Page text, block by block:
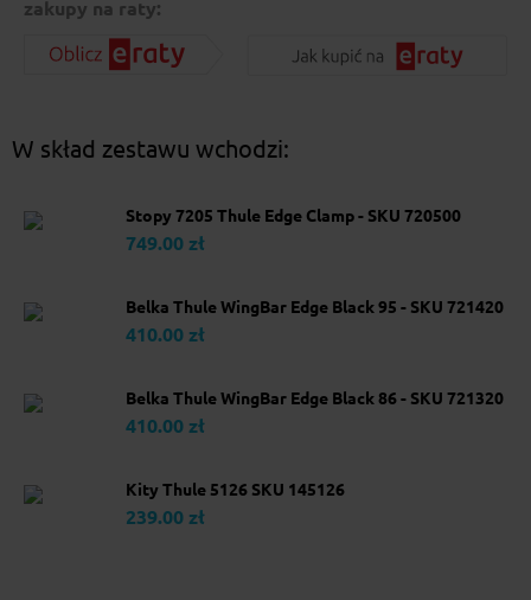
zakupy na raty:
W skład zestawu wchodzi:
Stopy 7205 Thule Edge Clamp - SKU 720500
749.00 zł
Belka Thule WingBar Edge Black 95 - SKU 721420
410.00 zł
Belka Thule WingBar Edge Black 86 - SKU 721320
410.00 zł
Kity Thule 5126 SKU 145126
239.00 zł